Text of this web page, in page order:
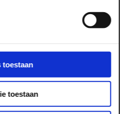
toestaan
toestaan
prettig
werken en
vacature